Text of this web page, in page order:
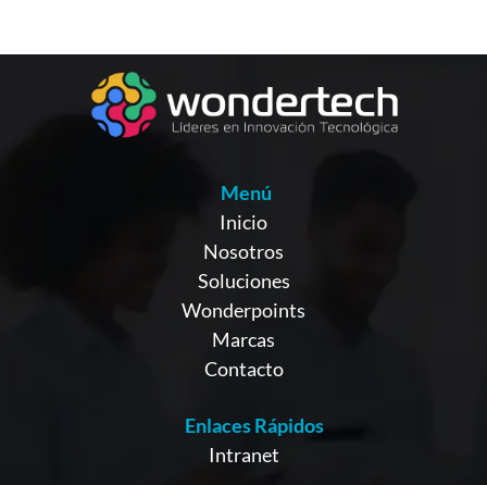
Menú
Inicio
Nosotros
Soluciones
Wonderpoints
Marcas
Contacto
Enlaces Rápidos
Intranet